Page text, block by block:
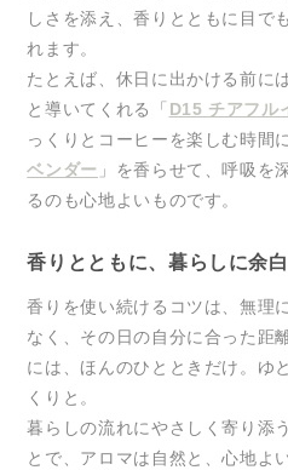
しさを添え、香りとともに目で
れます。
たとえば、休日に出かける前に
と導いてくれる「 D15 チアフル
っくりとコーヒーを楽しむ時間
ベンダー 」を香らせて、呼吸を
るのも心地よいものです。
香りとともに、暮らしに余
香りを使い続けるコツは、無理
なく、その日の自分に合った距
には、ほんのひとときだけ。ゆ
くりと。
暮らしの流れにやさしく寄り添
とで、アロマは自然と、心地よ